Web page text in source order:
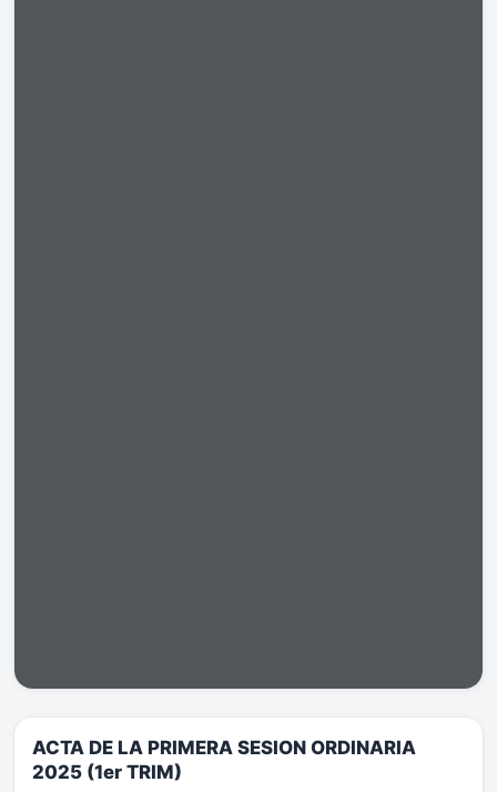
ACTA DE LA PRIMERA SESION ORDINARIA
2025 (1er TRIM)